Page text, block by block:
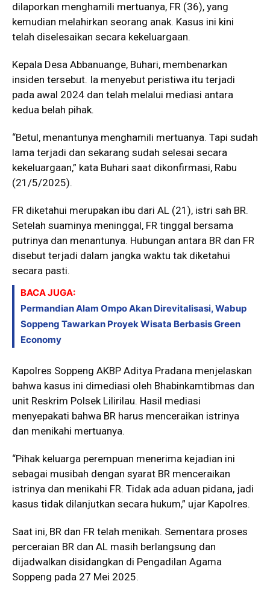
dilaporkan menghamili mertuanya, FR (36), yang
kemudian melahirkan seorang anak. Kasus ini kini
telah diselesaikan secara kekeluargaan.
Kepala Desa Abbanuange, Buhari, membenarkan
insiden tersebut. Ia menyebut peristiwa itu terjadi
pada awal 2024 dan telah melalui mediasi antara
kedua belah pihak.
“Betul, menantunya menghamili mertuanya. Tapi sudah
lama terjadi dan sekarang sudah selesai secara
kekeluargaan,” kata Buhari saat dikonfirmasi, Rabu
(21/5/2025).
FR diketahui merupakan ibu dari AL (21), istri sah BR.
Setelah suaminya meninggal, FR tinggal bersama
putrinya dan menantunya. Hubungan antara BR dan FR
disebut terjadi dalam jangka waktu tak diketahui
secara pasti.
BACA JUGA:
Permandian Alam Ompo Akan Direvitalisasi, Wabup
Soppeng Tawarkan Proyek Wisata Berbasis Green
Economy
Kapolres Soppeng AKBP Aditya Pradana menjelaskan
bahwa kasus ini dimediasi oleh Bhabinkamtibmas dan
unit Reskrim Polsek Lilirilau. Hasil mediasi
menyepakati bahwa BR harus menceraikan istrinya
dan menikahi mertuanya.
“Pihak keluarga perempuan menerima kejadian ini
sebagai musibah dengan syarat BR menceraikan
istrinya dan menikahi FR. Tidak ada aduan pidana, jadi
kasus tidak dilanjutkan secara hukum,” ujar Kapolres.
Saat ini, BR dan FR telah menikah. Sementara proses
perceraian BR dan AL masih berlangsung dan
dijadwalkan disidangkan di Pengadilan Agama
Soppeng pada 27 Mei 2025.